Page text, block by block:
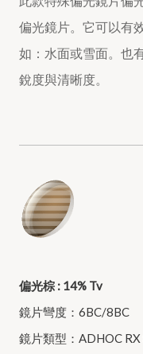
偏光鏡片。它可以有
如：水面或雪面。也
銳度與清晰度。
偏光棕 : 14% Tv
鏡片彎度：6BC/8BC
鏡片類型：ADHOC